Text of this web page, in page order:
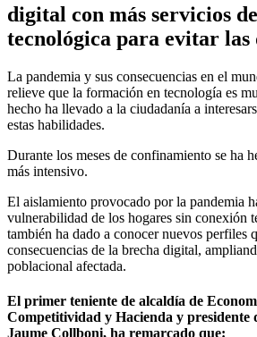
digital con más servicios
tecnológica para evitar las
La pandemia y sus consecuencias en el
relieve que la formación en tecnología es
hecho ha llevado a la ciudadanía a
estas habilidades.
Durante los meses de confinamiento se ha
más intensivo.
El aislamiento provocado por la pandemia
vulnerabilidad de los hogares sin conexión
también ha dado a conocer nuevos perfiles
consecuencias de la brecha digital,
poblacional afectada.
El primer teniente de alcaldía de
Competitividad y Hacienda y presidente
Jaume Collboni, ha remarcado que: